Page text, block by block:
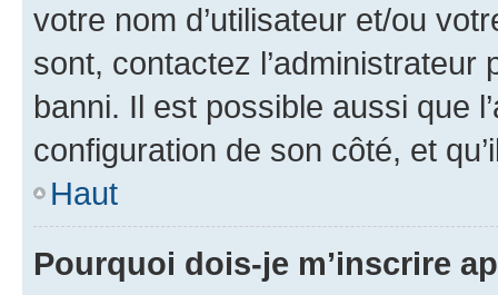
votre nom d’utilisateur et/ou
sont, contactez l’administrateur
banni. Il est possible aussi que
configuration de son côté, et
Haut
Pourquoi dois-je m’inscrire